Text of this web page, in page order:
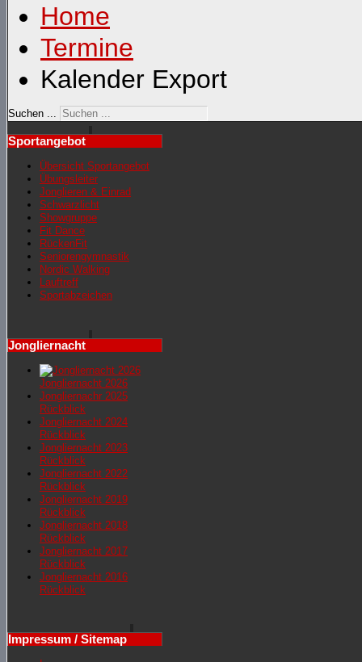
Home
Termine
Kalender Export
Suchen ...
Sportangebot
Übersicht Sportangebot
Übungsleiter
Jonglieren & Einrad
Schwarzlicht
Showgruppe
Fit Dance
RückenFit
Seniorengymnastik
Nordic Walking
Lauftreff
Sportabzeichen
Jongliernacht
Jongliernacht 2026
Jongliernachr 2025
Rückblick
Jongliernacht 2024
Rückblick
Jongliernacht 2023
Rückblick
Jongliernacht 2022
Rückblick
Jongliernacht 2019
Rückblick
Jongliernacht 2018
Rückblick
Jongliernacht 2017
Rückblick
Jongliernacht 2016
Rückblick
Impressum / Sitemap